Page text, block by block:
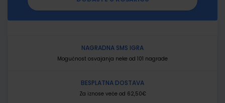
NAGRADNA SMS IGRA
Mogućnost osvajanja neke od 101 nagrade
BESPLATNA DOSTAVA
Za iznose veće od 62,50€